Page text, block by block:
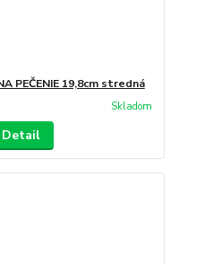
PEČENIE 19,8cm stredná
Skladom
Detail